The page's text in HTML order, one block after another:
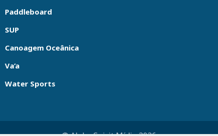
Paddleboard
SUP
Canoagem Oceânica
Va’a
Water Sports